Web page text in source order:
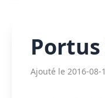
Portus
Ajouté le 2016-08-